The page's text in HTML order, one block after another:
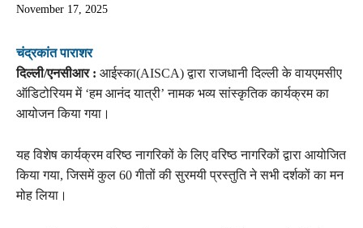
November 17, 2025
चंद्रकांत पाराशर
दिल्ली/एनसीआर : आईस्का(AISCA) द्वारा राजधानी दिल्ली के वायएमसीए
ऑडिटोरियम में ‘हम आनंद यात्री’ नामक भव्य सांस्कृतिक कार्यक्रम का
आयोजन किया गया।
यह विशेष कार्यक्रम वरिष्ठ नागरिकों के लिए वरिष्ठ नागरिकों द्वारा आयोजित
किया गया, जिसमें कुल 60 गीतों की सुरमयी प्रस्तुति ने सभी दर्शकों का मन
मोह लिया।